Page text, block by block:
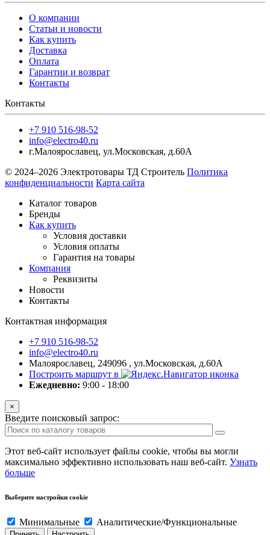
О компании
Статьи и новости
Как купить
Доставка
Оплата
Гарантии и возврат
Контакты
Контакты
+7 910 516-98-52
info@electro40.ru
г.Малоярославец, ул.Московская, д.60А
© 2024–2026 Электротовары ТД Строитель Политика
конфиденциальности Карта сайта
Каталог товаров
Бренды
Как купить
Условия доставки
Условия оплаты
Гарантия на товары
Компания
Реквизиты
Новости
Контакты
Контактная информация
+7 910 516-98-52
info@electro40.ru
Малоярославец, 249096 , ул.Московская, д.60А
Построить маршрут в
Ежедневно: 9:00 - 18:00
×
Введите поисковый запрос:
Этот веб-сайт использует файлы cookie, чтобы вы могли
максимально эффективно использовать наш веб-сайт. Узнать
больше
Выберите настройки cookie
Минимальные Аналитические/Функциональные